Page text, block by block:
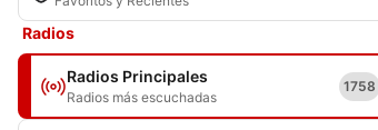
Radios
Radios Principales
Radios más escuchadas
1758